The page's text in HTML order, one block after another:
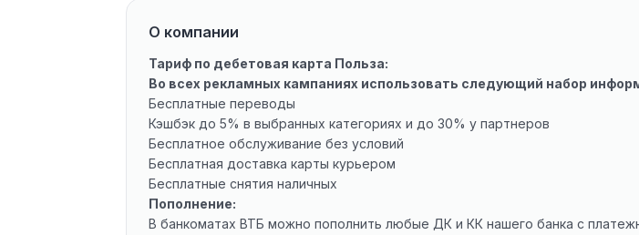
О компании
Тариф по дебетовая карта Польза:
Во всех рекламных кампаниях использовать следующий набор
Бесплатные переводы
Кэшбэк до 5% в выбранных категориях и до 30% у партнеров
Бесплатное обслуживание без условий
Бесплатная доставка карты курьером
Бесплатные снятия наличных
Пополнение:
В банкоматах ВТБ можно пополнить любые ДК и КК нашего банка с